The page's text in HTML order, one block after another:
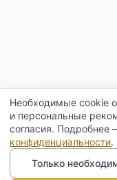
Необходимые cookie
и персональные
согласия. Подробнее
конфиденциальности.
Только